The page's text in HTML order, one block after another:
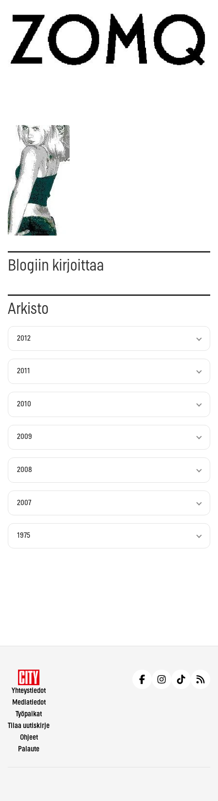
Blogiin kirjoittaa
Arkisto
2012
2011
2010
2009
2008
2007
1975
Yhteystiedot
Mediatiedot
Työpaikat
Tilaa uutiskirje
Ohjeet
Palaute